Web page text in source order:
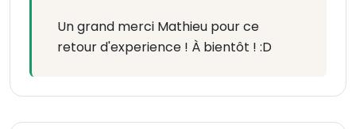
Un grand merci Mathieu pour ce
retour d'experience ! À bientôt ! :D